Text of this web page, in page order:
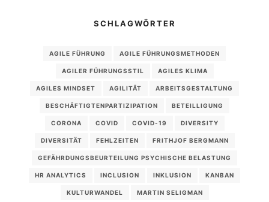
SCHLAGWÖRTER
AGILE FÜHRUNG AGILE FÜHRUNGSMETHODEN
AGILER FÜHRUNGSSTIL AGILES KLIMA
AGILES MINDSET AGILITÄT ARBEITSGESTALTUNG
BESCHÄFTIGTENPARTIZIPATION BETEILLIGUNG
CORONA COVID COVID-19 DIVERSITY
DIVERSITÄT FEHLZEITEN FRITHJOF BERGMANN
GEFÄHRDUNGSBEURTEILUNG PSYCHISCHE BELASTUNG
HR ANALYTICS INCLUSION INKLUSION KANBAN
KULTURWANDEL MARTIN SELIGMAN